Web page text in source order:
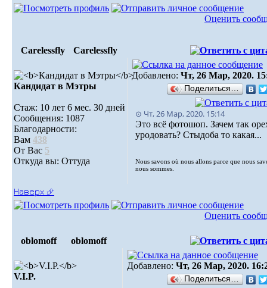
Оценить
Carelessfly Carelessfly
Кандидат в Мэтры
Стаж: 10 лет 6 мес. 30 дней
Сообщения: 1087
Благодарности:
Вам 438
От Вас 5
Откуда вы: Оттуда
Добавлено: Чт, 26 Мар, 2020.
Поделиться…
⊙ Чт, 26 Мар, 2020. 15:14
Это всё фотошоп. Зачем так
уродовать? Стыдоба то какая...
Nous savons où nous allons parce que nous
nous sommes.
Наверх ⮵
Оценить
oblomoff oblomoff
V.I.P.
Добавлено: Чт, 26 Мар, 2020.
Поделиться…